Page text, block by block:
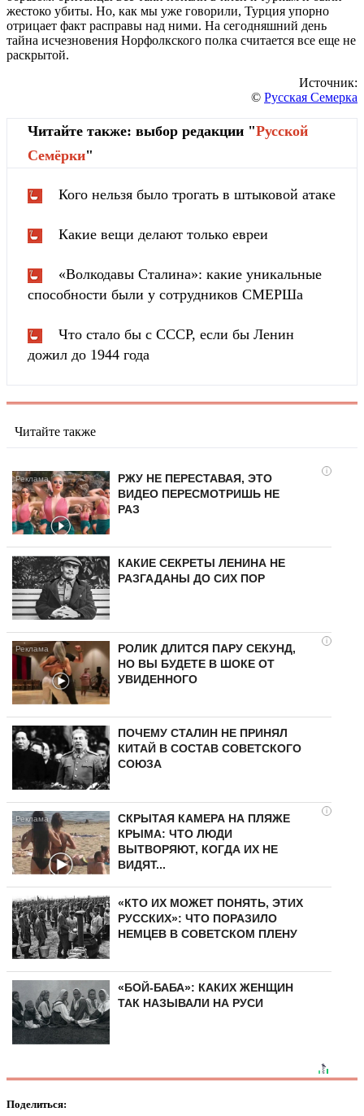
жестоко убиты. Но, как мы уже говорили, Турция упорно
отрицает факт расправы над ними. На сегодняшний день
тайна исчезновения Норфолкского полка считается все еще не
раскрытой.
Источник:
© Русская Семерка
Читайте также: выбор редакции "Русской
Cемёрки"
Кого нельзя было трогать в штыковой атаке
Какие вещи делают только евреи
«Волкодавы Сталина»: какие уникальные
способности были у сотрудников СМЕРШа
Что стало бы с СССР, если бы Ленин
дожил до 1944 года
Читайте также
i
РЖУ НЕ ПЕРЕСТАВАЯ, ЭТО
ВИДЕО ПЕРЕСМОТРИШЬ НЕ
РАЗ
КАКИЕ СЕКРЕТЫ ЛЕНИНА НЕ
РАЗГАДАНЫ ДО СИХ ПОР
i
РОЛИК ДЛИТСЯ ПАРУ СЕКУНД,
НО ВЫ БУДЕТЕ В ШОКЕ ОТ
УВИДЕННОГО
ПОЧЕМУ СТАЛИН НЕ ПРИНЯЛ
КИТАЙ В СОСТАВ СОВЕТСКОГО
СОЮЗА
i
СКРЫТАЯ КАМЕРА НА ПЛЯЖЕ
КРЫМА: ЧТО ЛЮДИ
ВЫТВОРЯЮТ, КОГДА ИХ НЕ
ВИДЯТ...
«КТО ИХ МОЖЕТ ПОНЯТЬ, ЭТИХ
РУССКИХ»: ЧТО ПОРАЗИЛО
НЕМЦЕВ В СОВЕТСКОМ ПЛЕНУ
«БОЙ-БАБА»: КАКИХ ЖЕНЩИН
ТАК НАЗЫВАЛИ НА РУСИ
Поделиться: